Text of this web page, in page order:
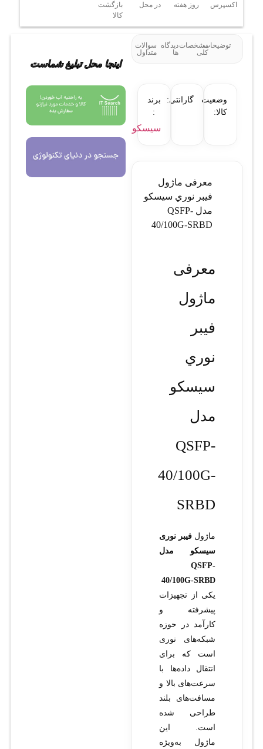
اکسپرس
روز هفته
در محل
بازگشت
کالا
توضیحاتمشخصات
کلی
دیدگاه
ها
سوالات
متداول
وضعیت
کالا:
گارانتی:
برند
:
سیسکو
معرفی ماژول
فيبر نوري سيسکو
مدل QSFP-
40/100G-SRBD
معرفی
ماژول
فيبر
نوري
سيسکو
مدل
QSFP-
40/100G-
SRBD
ماژول فیبر نوری
سیسکو مدل
QSFP-
40/100G-SRBD
یکی از تجهیزات
پیشرفته و
کارآمد در حوزه
شبکه‌های نوری
است که برای
انتقال داده‌ها با
سرعت‌های بالا و
مسافت‌های بلند
طراحی شده
است. این
ماژول به‌ویژه
اینجا محل تبلیغ شماست